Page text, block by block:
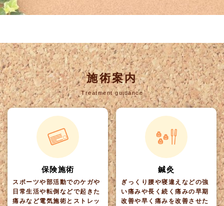
施術案内
Treatment guidance
保険施術
スポーツや部活動でのケガや
日常生活や転倒などで起きた
痛みなど電気施術とストレッ
鍼灸
ぎっくり腰や寝違えなどの強
い痛みや長く続く痛みの早期
改善や早く痛みを改善させた